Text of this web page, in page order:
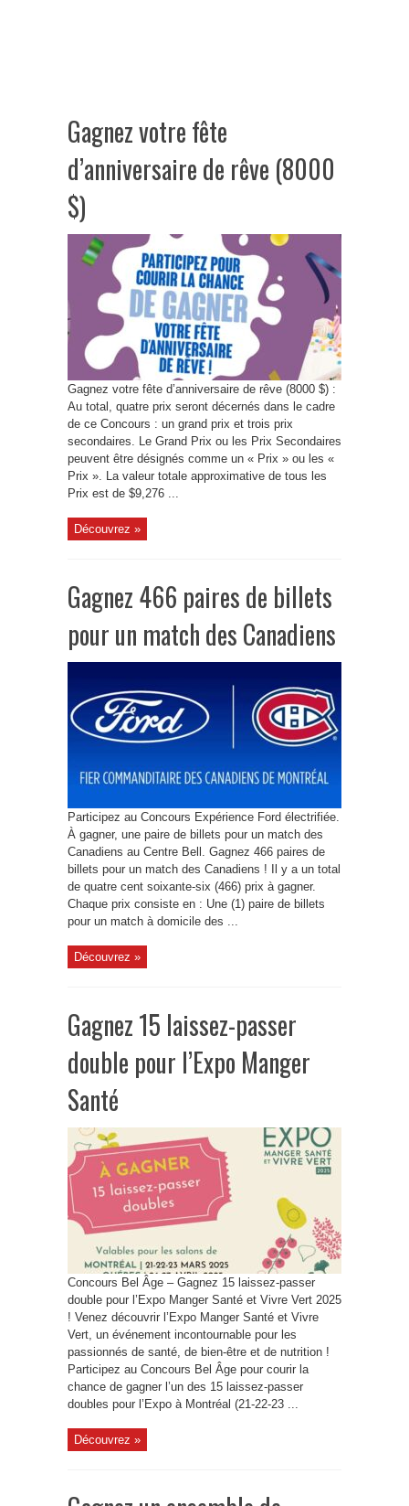
Gagnez votre fête
d’anniversaire de rêve (8000
$)
Gagnez votre fête d’anniversaire de rêve (8000 $) :
Au total, quatre prix seront décernés dans le cadre
de ce Concours : un grand prix et trois prix
secondaires. Le Grand Prix ou les Prix Secondaires
peuvent être désignés comme un « Prix » ou les «
Prix ». La valeur totale approximative de tous les
Prix est de $9,276 ...
Découvrez »
Gagnez 466 paires de billets
pour un match des Canadiens
Participez au Concours Expérience Ford électrifiée.
À gagner, une paire de billets pour un match des
Canadiens au Centre Bell. Gagnez 466 paires de
billets pour un match des Canadiens ! Il y a un total
de quatre cent soixante-six (466) prix à gagner.
Chaque prix consiste en : Une (1) paire de billets
pour un match à domicile des ...
Découvrez »
Gagnez 15 laissez-passer
double pour l’Expo Manger
Santé
Concours Bel Âge – Gagnez 15 laissez-passer
double pour l’Expo Manger Santé et Vivre Vert 2025
! Venez découvrir l’Expo Manger Santé et Vivre
Vert, un événement incontournable pour les
passionnés de santé, de bien-être et de nutrition !
Participez au Concours Bel Âge pour courir la
chance de gagner l’un des 15 laissez-passer
doubles pour l’Expo à Montréal (21-22-23 ...
Découvrez »